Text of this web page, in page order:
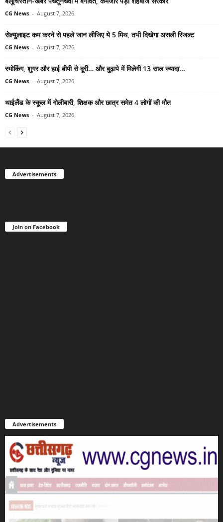
CG News - August 7, 2026
सेल्युलाइट कम करने से पहले जान लीजिए ये 5 मिथ, तभी दिखेगा असली रिजल्ट
CG News - August 7, 2026
स्मोकिंग, शुगर और हाई बीपी से दूरी… और बुढ़ापे में मिलेगी 13 साल ज्यादा...
CG News - August 7, 2026
थाईलैंड के स्कूल में गोलीबारी, शिक्षक और छात्र समेत 4 लोगों की मौत
CG News - August 7, 2026
Advertisements
Join on Facebook
Advertisements